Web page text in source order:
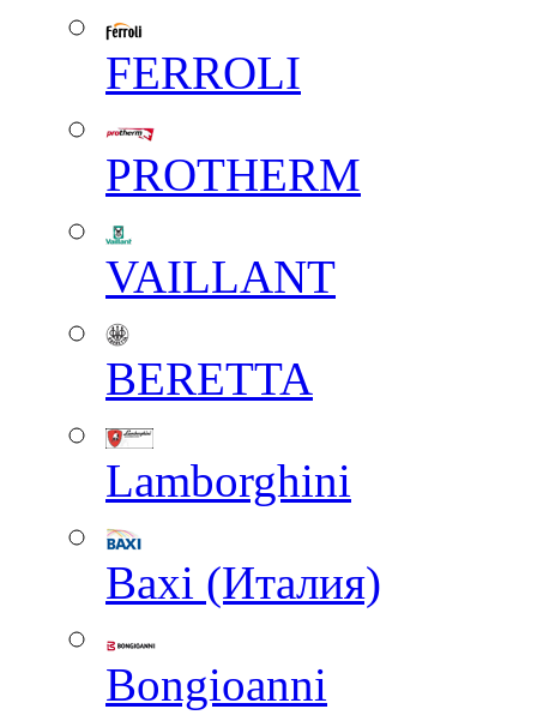
FERROLI
PROTHERM
VAILLANT
BERETTA
Lamborghini
Baxi (Италия)
Вongioanni